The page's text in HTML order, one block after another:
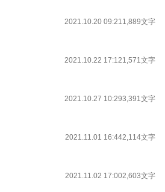
2021.10.20 09:211,889文字
2021.10.22 17:121,571文字
2021.10.27 10:293,391文字
2021.11.01 16:442,114文字
2021.11.02 17:002,603文字